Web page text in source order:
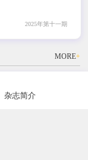
2025年第十一期
MORE+
杂志简介